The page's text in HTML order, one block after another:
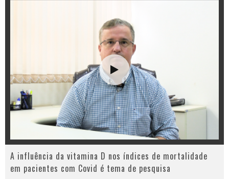
A influência da vitamina D nos índices de mortalidade
em pacientes com Covid é tema de pesquisa